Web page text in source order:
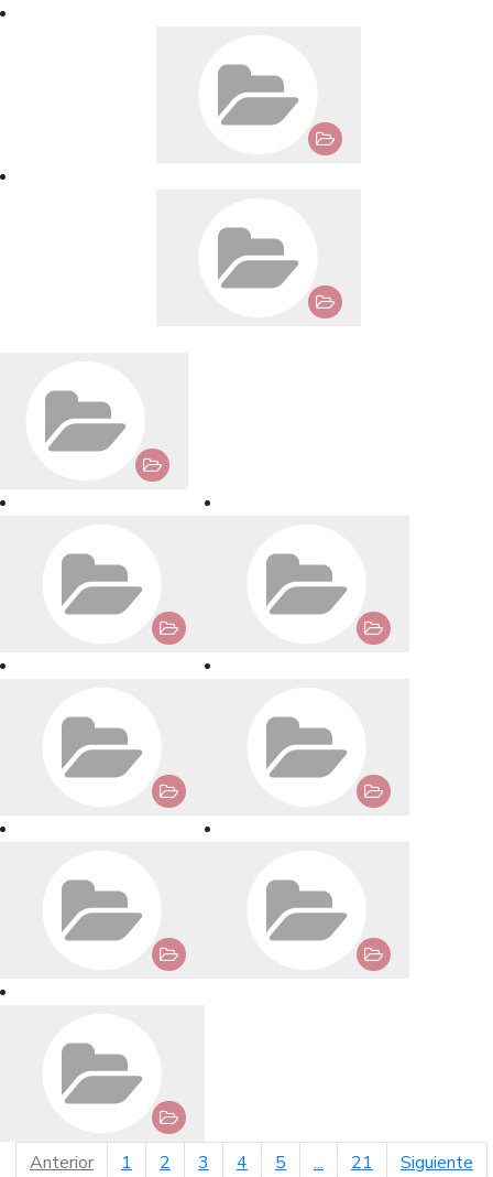
Anteriorpágina anterior
1 2 3 4 5 ... 21 Siguiente